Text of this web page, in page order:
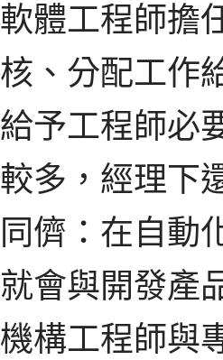
軟體工程師擔
核、分配工作
給予工程師必
較多，經理下
同儕：在自動
就會與開發產
機構工程師與